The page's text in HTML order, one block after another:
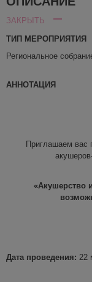
ЗАКРЫТЬ
ТИП МЕРОПРИЯТИЯ
Региональное
АННОТАЦИЯ
Приглашаем вас
«Акушерство
Датапроведения: 22